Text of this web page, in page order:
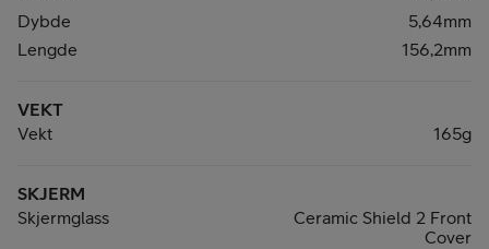
Dybde
5,64mm
Lengde
156,2mm
VEKT
Vekt
165g
SKJERM
Skjermglass
Ceramic Shield 2 Front
Cover